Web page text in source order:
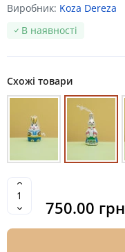
Виробник: Koza Dereza
В наявності
Схожі товари
750.00 грн